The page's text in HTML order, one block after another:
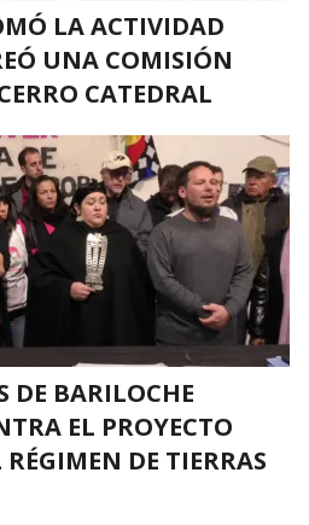
LA ACTIVIDAD
UNA COMISIÓN
CATEDRAL
DE BARILOCHE
EL PROYECTO
DE TIERRAS